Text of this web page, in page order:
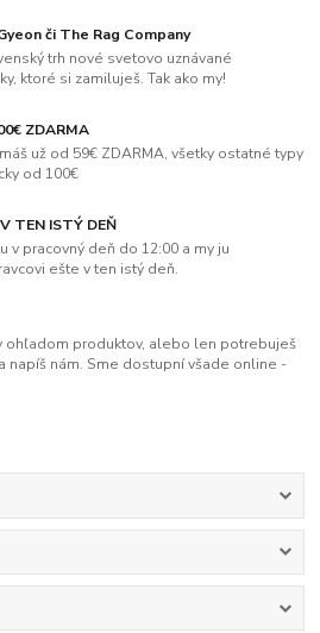
či The Rag Company
trh nové svetovo uznávané
ktoré si zamiluješ. Tak ako my!
ZDARMA
už od 59€ ZDARMA, všetky ostatné typy
od 100€
TEN ISTÝ DEŇ
v pracovný deň do 12:00 a my ju
ešte v ten istý deň.
ohľadom produktov, alebo len potrebuješ
napíš nám. Sme dostupní všade online -